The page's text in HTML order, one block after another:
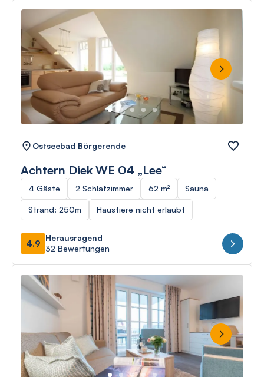
Next
Ostseebad Börgerende
Achtern Diek WE 04 „Lee“
4 Gäste 2 Schlafzimmer 62 m² Sauna
Strand: 250m Haustiere nicht erlaubt
4.9
Herausragend
32 Bewertungen
Next